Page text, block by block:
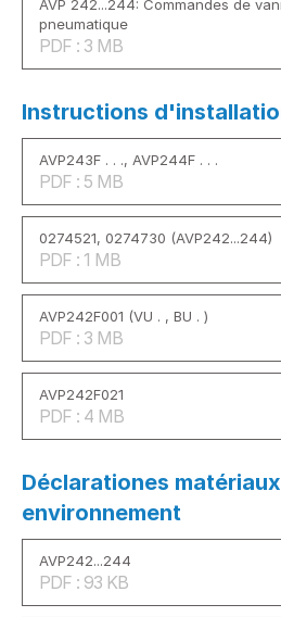
AVP 242...244: Commandes de
pneumatique
PDF : 3 MB
Instructions
AVP243F . . ., AVP244F . . .
PDF : 5 MB
0274521, 0274730 (AVP242...244)
PDF : 1 MB
AVP242F001 (VU . , BU . )
PDF : 3 MB
AVP242F021
PDF : 4 MB
Déclarationes
environnement
AVP242...244
PDF : 93 KB